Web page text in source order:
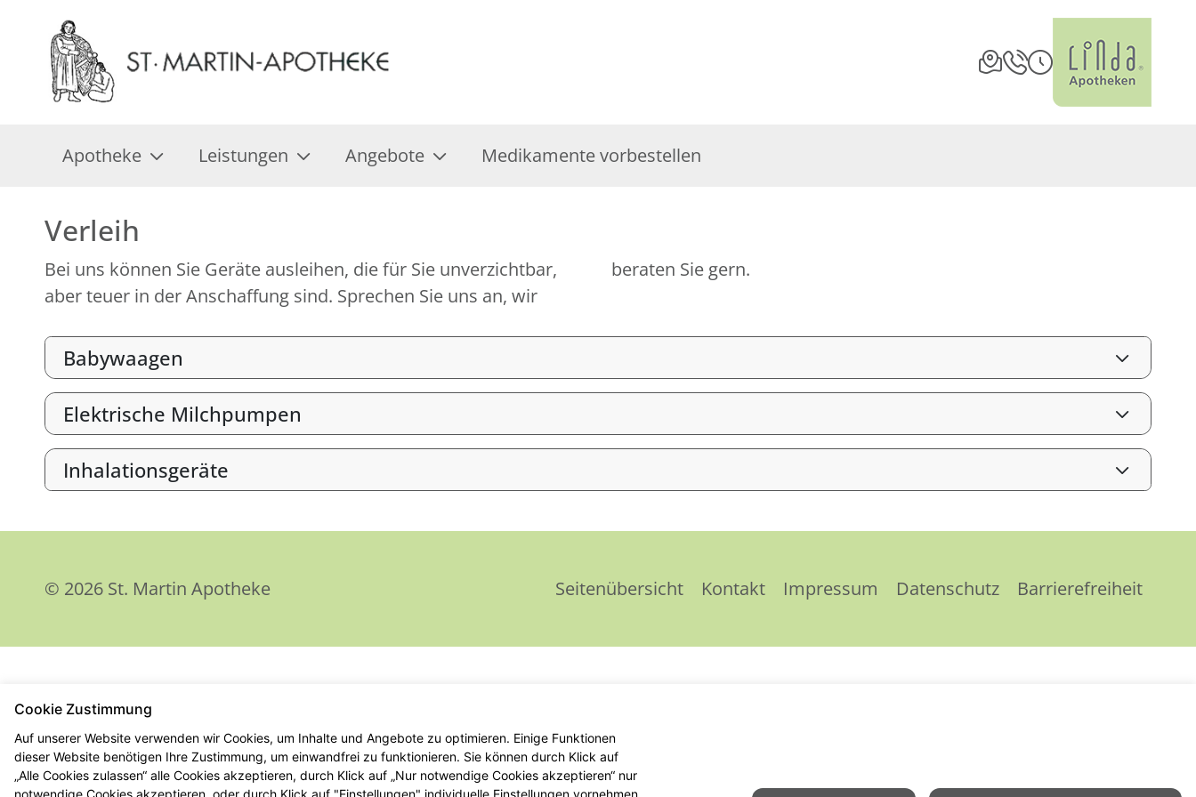
Apotheke Leistungen Angebote Medikamente vorbestellen
Verleih
Bei uns können Sie Geräte ausleihen, die für Sie unverzichtbar,
aber teuer in der Anschaffung sind. Sprechen Sie uns an, wir
beraten Sie gern.
Babywaagen
Elektrische Milchpumpen
Inhalationsgeräte
Seitenübersicht Kontakt Impressum Datenschutz Barrierefreiheit
© 2026 St. Martin Apotheke
Cookie Zustimmung
Auf unserer Website verwenden wir Cookies, um Inhalte und Angebote zu optimieren. Einige Funktionen
dieser Website benötigen Ihre Zustimmung, um einwandfrei zu funktionieren. Sie können durch Klick auf
„Alle Cookies zulassen“ alle Cookies akzeptieren, durch Klick auf „Nur notwendige Cookies akzeptieren“ nur
notwendige Cookies akzeptieren, oder durch Klick auf "Einstellungen" individuelle Einstellungen vornehmen.